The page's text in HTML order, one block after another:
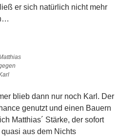
er sich natürlich nicht mehr
blieb dann nur noch Karl. Der
genutzt und einen Bauern
Matthias´ Stärke, der sofort
aus dem Nichts